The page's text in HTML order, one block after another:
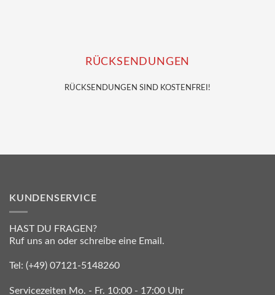
RÜCKSENDUNGEN
RÜCKSENDUNGEN SIND KOSTENFREI!
KUNDENSERVICE
HAST DU FRAGEN?
Ruf uns an oder schreibe eine Email.
Tel: (+49) 07121-5148260
Servicezeiten Mo. - Fr. 10:00 - 17:00 Uhr